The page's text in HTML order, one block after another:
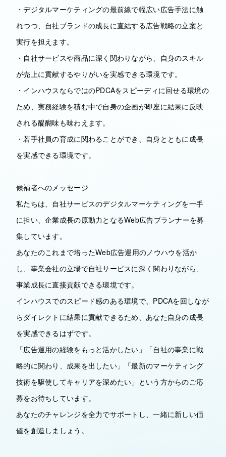
・デジタルマーケティングの最前線で幅広い広告手法に触
れつつ、自社ブランドの成長に直結する広告戦略の立案と
実行を担えます。
・自社サービスや商品に深く関わりながら、自身のスキル
が売上に貢献するやりがいを実感できる環境です。
・インハウスならではのPDCAをスピーディに回せる環境の
ため、実務経験を積む中で自身の企画が即座に結果に反映
される醍醐味も味わえます。
・若手社員の育成に関わることができ、自身とともに成長
を実感できる環境です。
候補者へのメッセージ
私たちは、自社サービスのデジタルマーケティングを一手
に担い、企業成長の原動力となるWeb広告プランナーを募
集しています。
あなたのこれまで培ったWeb広告運用のノウハウを活か
し、事業会社の立場で自社サービスに深く関わりながら、
事業成長に直接貢献できる環境です。
インハウスでのスピード感のある環境で、PDCAを回しなが
らダイレクトに結果に貢献できるため、あなた自身の成長
を実感できるはずです。
「広告運用の経験をもっと活かしたい」「自社の事業に戦
略的に関わり、成果を出したい」「最新のマーケティング
技術を駆使してキャリアを深めたい」という方からのご応
募をお待ちしています。
あなたのチャレンジを全力でサポートし、一緒に新しい価
値を創造しましょう。